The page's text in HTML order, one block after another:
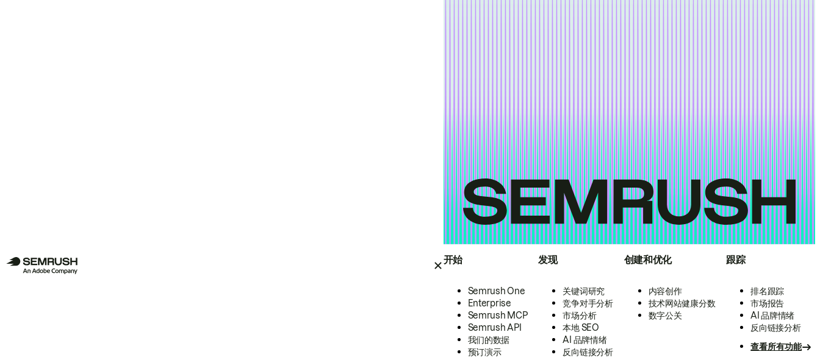
开始
Semrush One
Enterprise
Semrush MCP
Semrush API
我们的数据
预订演示
发现
关键词研究
竞争对手分析
市场分析
本地 SEO
AI 品牌情绪
反向链接分析
创建和优化
内容创作
技术网站健康分数
数字公关
跟踪
排名跟踪
市场报告
AI 品牌情绪
反向链接分析
查看所有功能